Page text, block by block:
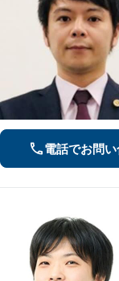
電話でお問